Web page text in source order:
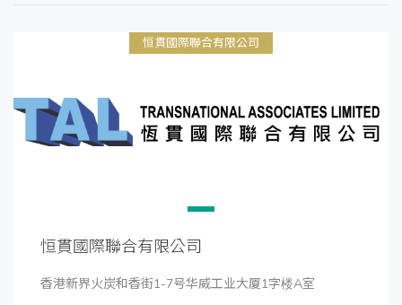
恒貫國際聯合有限公司
恒貫國際聯合有限公司
香港新界火炭和香街1-7号华威工业大厦1字楼A室